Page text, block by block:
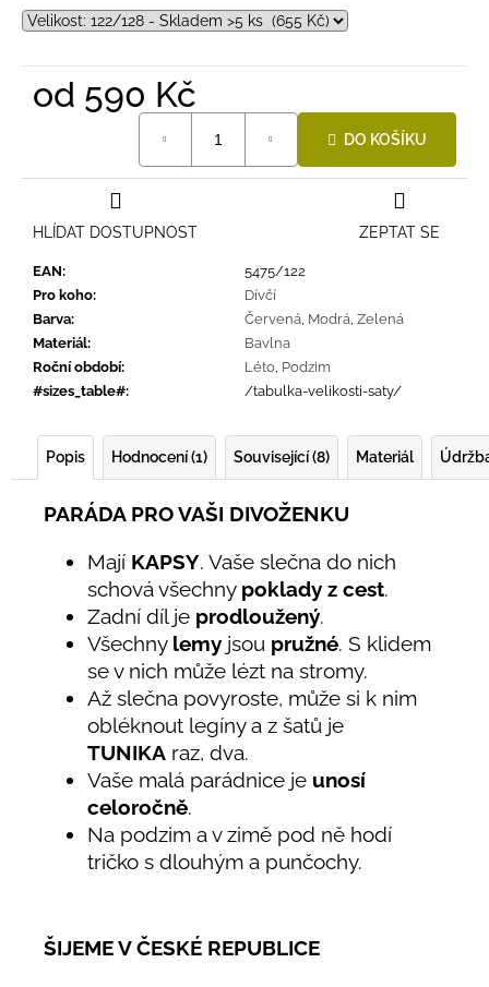
od 590 Kč
DO KOŠÍKU
EAN:
5475/122
Pro koho:
Dívčí
Barva: Červená, Modrá, Zelená
Materiál:
Bavlna
Roční období: Léto, Podzim
#sizes_table#: /tabulka-velikosti-saty/
ZEPTAT SE
HLÍDAT DOSTUPNOST
Popis Hodnocení (1) Související (8) Materiál
PARÁDA PRO VAŠI DIVOŽENKU
Mají KAPSY. Vaše slečna do nich
schová všechny poklady z cest.
Zadní díl je prodloužený.
Všechny lemy jsou pružné. S klidem
se v nich může lézt na stromy.
Až slečna povyroste, může si k nim
obléknout legíny a z šatů je
TUNIKA raz, dva.
Vaše malá parádnice je unosí
celoročně.
Na podzim a v zimě pod ně hodí
tričko s dlouhým a punčochy.
ŠIJEME V ČESKÉ REPUBLICE
395
Kč